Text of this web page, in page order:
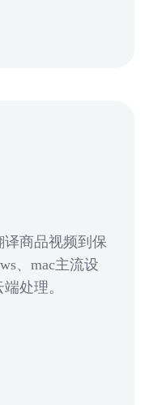
商品视频到保
、mac主流设
处理。